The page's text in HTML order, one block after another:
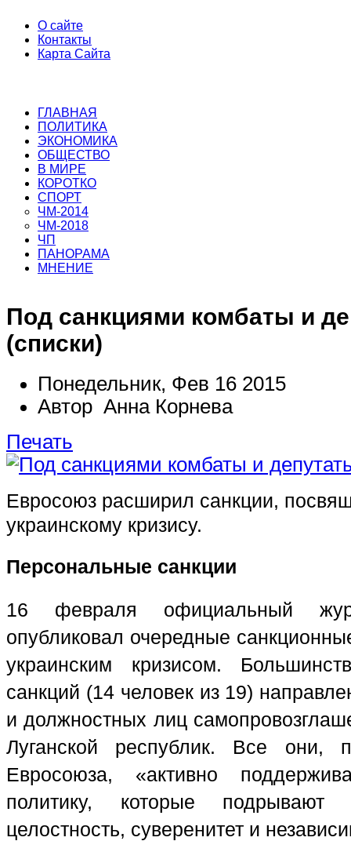
О сайте
Контакты
Карта Сайта
ГЛАВНАЯ
ПОЛИТИКА
ЭКОНОМИКА
ОБЩЕСТВО
В МИРЕ
КОРОТКО
СПОРТ
ЧМ-2014
ЧМ-2018
ЧП
ПАНОРАМА
МНЕНИЕ
Под санкциями комбаты и
(списки)
Понедельник, Фев 16 2015
Автор Анна Корнева
Печать
Евросоюз расширил санкции,
украинскому кризису.
Персональные санкции
16 февраля официальный
опубликовал очередные
украинским кризисом.
санкций (14 человек из 19)
и должностных лиц
Луганской республик. Все они,
Евросоюза, «активно
политику, которые подрывают
целостность, суверенитет и